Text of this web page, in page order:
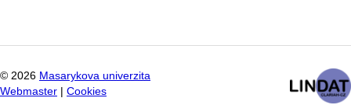
© 2026 Masarykova univerzita
Webmaster
Cookies